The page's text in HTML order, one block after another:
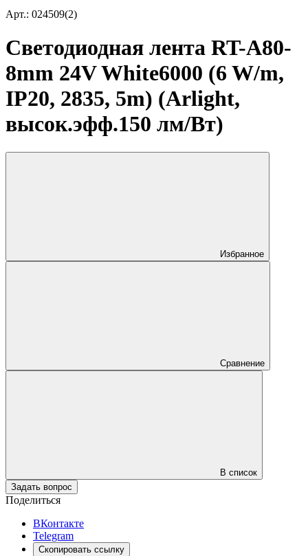
Арт.: 024509(2)
Светодиодная лента RT-A80-
8mm 24V White6000 (6 W/m,
IP20, 2835, 5m) (Arlight,
высок.эфф.150 лм/Вт)
Избранное
Сравнение
В список
Задать вопрос
Поделиться
ВКонтакте
Telegram
Скопировать ссылку